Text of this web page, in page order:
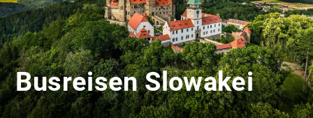
Busreisen Slowakei